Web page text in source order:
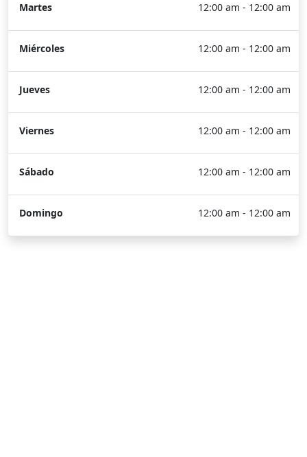
Martes 12:00 am - 12:00 am
Miércoles 12:00 am - 12:00 am
Jueves 12:00 am - 12:00 am
Viernes 12:00 am - 12:00 am
Sábado 12:00 am - 12:00 am
Domingo 12:00 am - 12:00 am